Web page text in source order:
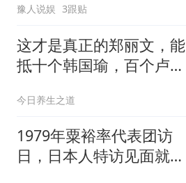
豫人说娱 3跟贴
这才是真正的郑丽文，能
抵十个韩国瑜，百个卢秀
今日养生之道
1979年粟裕率代表团访
日，日本人特访见面就喊